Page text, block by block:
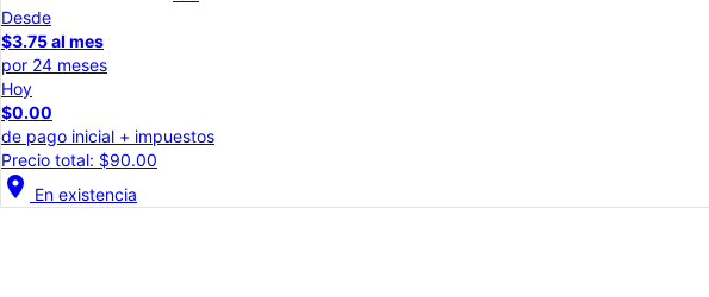
Desde
$3.75 al mes
por 24 meses
Hoy
$0.00
de pago inicial + impuestos
Precio total: $90.00
location_on En existencia